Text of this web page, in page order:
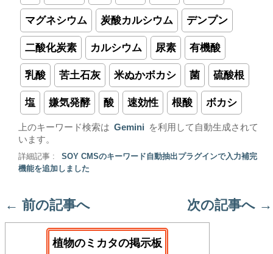
マグネシウム 炭酸カルシウム デンプン
二酸化炭素 カルシウム 尿素 有機酸
乳酸 苦土石灰 米ぬかボカシ 菌 硫酸根
塩 嫌気発酵 酸 速効性 根酸 ボカシ
上のキーワード検索は Gemini
を利用して自動生成されて
います。
詳細記事 :
SOY CMSのキーワード自動抽出プラグインで入力補完
機能を追加しました
← 前の記事へ 次の記事へ →
植物のミカタの掲示板